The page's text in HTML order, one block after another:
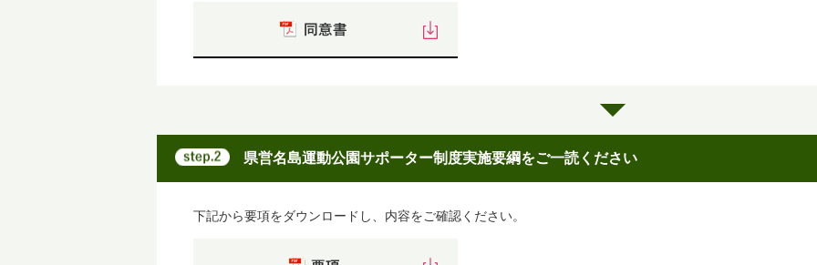
県営名島運動公園サポーター制度実施要綱をご一読ください
下記から要項をダウンロードし、内容をご確認ください。